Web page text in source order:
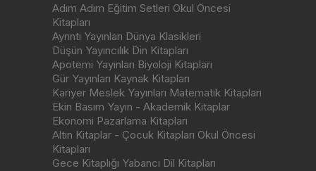
Adım Adım Eğitim Setleri Okul Öncesi
Kitapları
Ayrıntı Yayınları Dünya Klasikleri
Düşün Yayıncılık Din Kitapları
Apotemi Yayınları Biyoloji Kitapları
Gür Yayınları Kaynak Kitapları
Kariyer Meslek Yayınları Matematik Kitapları
Ekin Basım Yayın - Akademik Kitaplar
Ekonomi Pazarlama Kitapları
Altın Kitaplar - Çocuk Kitapları Okul Öncesi
Kitapları
Gece Kitaplığı Yabancı Dil Kitapları